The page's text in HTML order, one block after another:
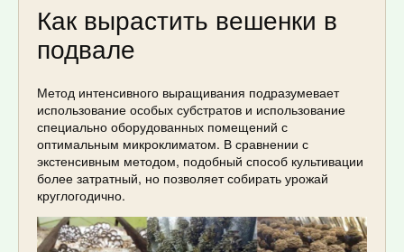
Как вырастить вешенки в
подвале
Метод интенсивного выращивания подразумевает
использование особых субстратов и использование
специально оборудованных помещений с
оптимальным микроклиматом. В сравнении с
экстенсивным методом, подобный способ культивации
более затратный, но позволяет собирать урожай
круглогодично.